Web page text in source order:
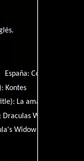
.
España: Condesa Drácula
Kontes
La amante de Drácula
Draculas Witwe
Widow